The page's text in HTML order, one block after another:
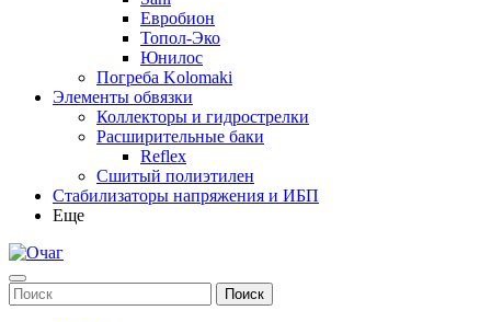
Евробион
Топол-Эко
Юнилос
Погреба Kolomaki
Элементы обвязки
Коллекторы и гидрострелки
Расширительные баки
Reflex
Сшитый полиэтилен
Стабилизаторы напряжения и ИБП
Еще